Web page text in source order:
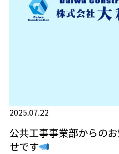
2025.07.22
公共工事事業部からの
せです